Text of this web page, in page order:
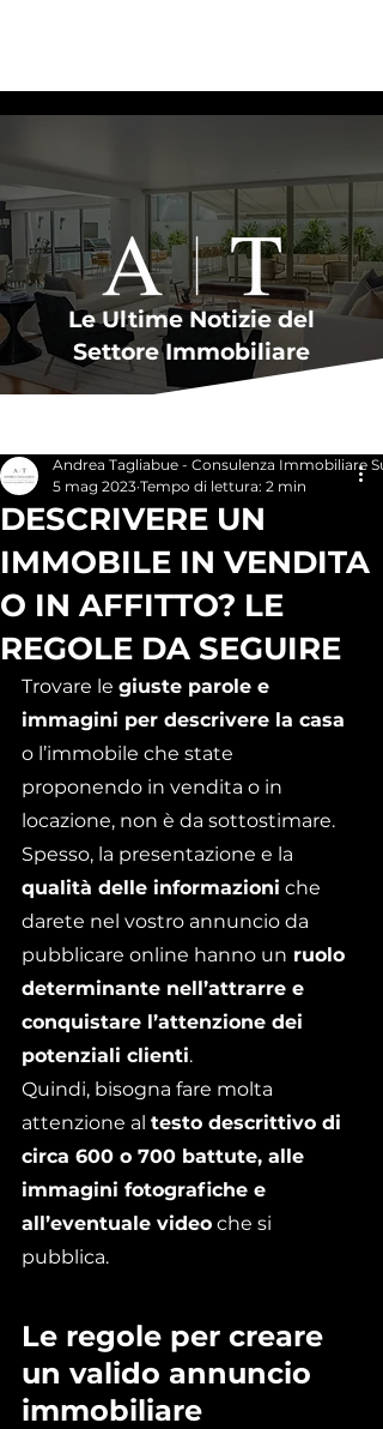
Le Ultime Notizie del
Settore Immobiliare
DESCRIVERE UN
IMMOBILE IN VENDITA
O IN AFFITTO? LE
REGOLE DA SEGUIRE
Andrea Tagliabue - Consulenza Immobiliare
5 mag 2023 Tempo di lettura: 2 min
Trovare le giuste parole e
immagini per descrivere la casa
o l’immobile che state
proponendo in vendita o in
locazione, non è da sottostimare.
Spesso, la presentazione e la
qualità delle informazioni che
darete nel vostro annuncio da
pubblicare online hanno un ruolo
determinante nell’attrarre e
conquistare l’attenzione dei
potenziali clienti.
Quindi, bisogna fare molta
attenzione al testo descrittivo di
circa 600 o 700 battute, alle
immagini fotografiche e
all’eventuale video che si
pubblica.
Le regole per creare
un valido annuncio
immobiliare